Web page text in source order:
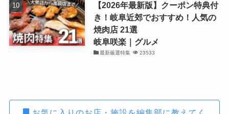
【2026年最新版】クーポン特典付
き！岐阜近郊でおすすめ！人気の
焼肉店 21選
岐阜咲楽｜グルメ
最新厳選特集 23533